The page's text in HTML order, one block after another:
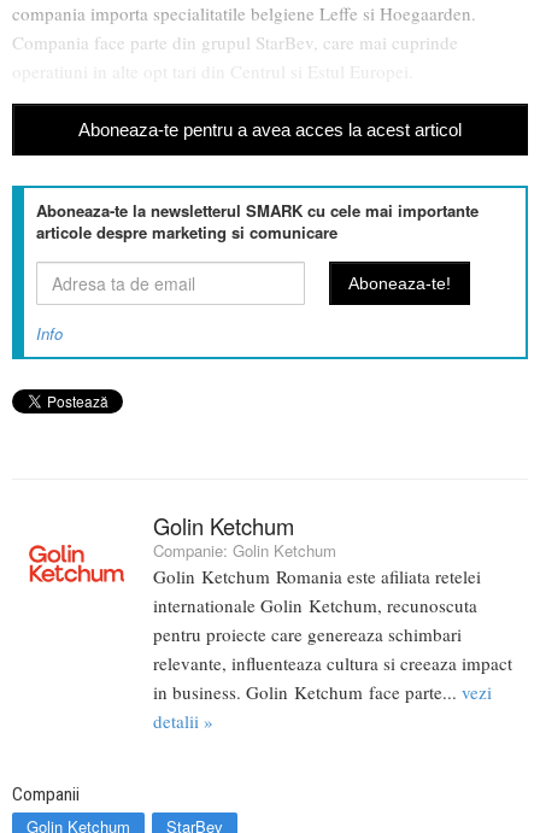
compania importa specialitatile belgiene Leffe si Hoegaarden.
Compania face parte din grupul StarBev, care mai cuprinde
operatiuni in alte opt tari din Centrul si Estul Europei.
Aboneaza-te pentru a avea acces la acest articol
Aboneaza-te la newsletterul SMARK cu cele mai importante
articole despre marketing si comunicare
Info
Golin Ketchum
Companie: Golin Ketchum
Golin Ketchum Romania este afiliata retelei
internationale Golin Ketchum, recunoscuta
pentru proiecte care genereaza schimbari
relevante, influenteaza cultura si creeaza impact
in business. Golin Ketchum face parte... vezi
detalii »
Companii
Golin Ketchum StarBev